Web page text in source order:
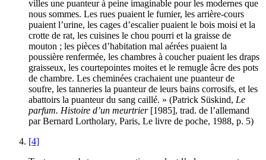
villes une puanteur à peine imaginable pour les modernes que
nous sommes. Les rues puaient le fumier, les arrière-cours
puaient l’urine, les cages d’escalier puaient le bois moisi et la
crotte de rat, les cuisines le chou pourri et la graisse de
mouton ; les pièces d’habitation mal aérées puaient la
poussière renfermée, les chambres à coucher puaient les draps
graisseux, les courtepointes moites et le remugle âcre des pots
de chambre. Les cheminées crachaient une puanteur de
soufre, les tanneries la puanteur de leurs bains corrosifs, et les
abattoirs la puanteur du sang caillé. » (Patrick Süskind, Le
parfum. Histoire d’un meurtrier[1985], trad. de l’allemand
par Bernard Lortholary, Paris, Le livre de poche, 1988, p. 5)
[4]